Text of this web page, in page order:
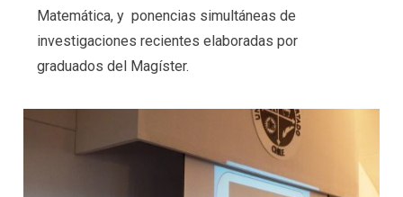
Matemática, y ponencias simultáneas de
investigaciones recientes elaboradas por
graduados del Magíster.